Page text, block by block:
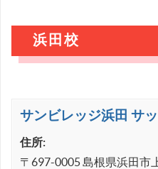
浜田校
サンビレッジ浜田 サ
住所:
〒697-0005 島根県浜田市